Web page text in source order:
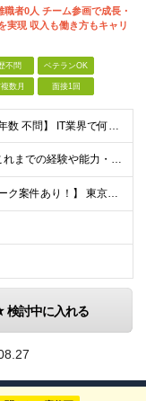
者0人 チーム参画で成長・
実現 収入も働き方もキャリ
不問 ベテランOK
数月 面接1回
【学歴・ブランク・経験年数 不問】 IT業界で何かしらの実務経験をお持ちの方 インフラ、クラウド、開発、運用保守、テクニカルサポート、社内SEなど、経験領域は問いません。 ＼こんな方を歓迎します／
月給27万円～70万円 ※これまでの経験や能力・希望年収を考慮し決定します。「選べる給与形態」制度で給与と賞与のバランスを選ん でいただけます！ ※上記金額には固定残業代（30時間分／4万1738円～
【転勤なし／リモートワーク案件あり！】 東京都内、神奈川、千葉、埼玉の各プロジェクト先での勤務 ※会社への定期的な出社義務はなく、帰社日も設定されていません。 ※プロジェクト先への直行直帰が可能です。
検討中に入れる